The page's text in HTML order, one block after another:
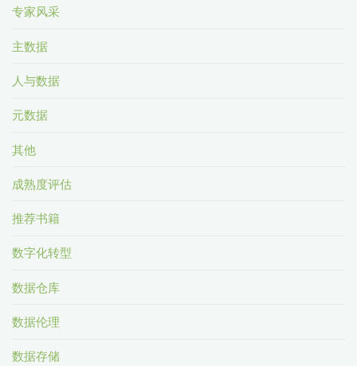
专家风采
主数据
人与数据
元数据
其他
成熟度评估
推荐书籍
数字化转型
数据仓库
数据伦理
数据存储